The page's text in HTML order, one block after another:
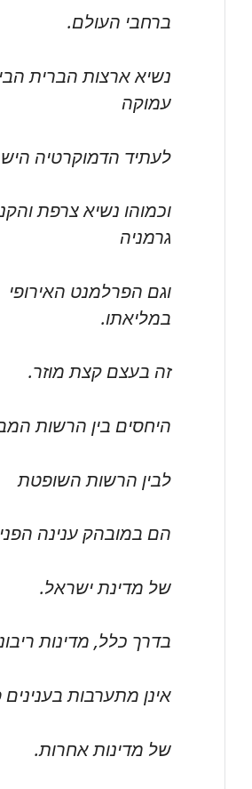
ברחבי העולם.
נשיא ארצות הברית
עמוקה
לעתיד הדמוקרטיה
וכמוהו נשיא צרפת
גרמניה
וגם הפרלמנט האירופי
במליאתו.
זה בעצם קצת מוזר.
היחסים בין הרשות
לבין הרשות השופטת
הם במובהק ענינה
של מדינת ישראל.
בדרך כלל, מדינות
אינן מתערבות בענינים
של מדינות אחרות.